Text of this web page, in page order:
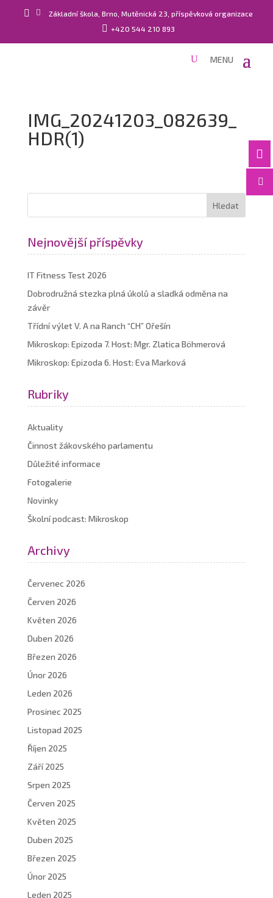
  Základní škola, Brno, Mutěnická 23, příspěvková organizace
 +420 544 210 893


IMG_20241203_082639_
HDR(1)
Nejnovější příspěvky
IT Fitness Test 2026
Dobrodružná stezka plná úkolů a sladká odměna na
závěr
Třídní výlet V. A na Ranch “CH” Ořešín
Mikroskop: Epizoda 7. Host: Mgr. Zlatica Böhmerová
Mikroskop: Epizoda 6. Host: Eva Marková
Rubriky
Aktuality
Činnost žákovského parlamentu
Důležité informace
Fotogalerie
Novinky
Školní podcast: Mikroskop
Archivy
Červenec 2026
Červen 2026
Květen 2026
Duben 2026
Březen 2026
Únor 2026
Leden 2026
Prosinec 2025
Listopad 2025
Říjen 2025
Září 2025
Srpen 2025
Červen 2025
Květen 2025
Duben 2025
Březen 2025
Únor 2025
Leden 2025